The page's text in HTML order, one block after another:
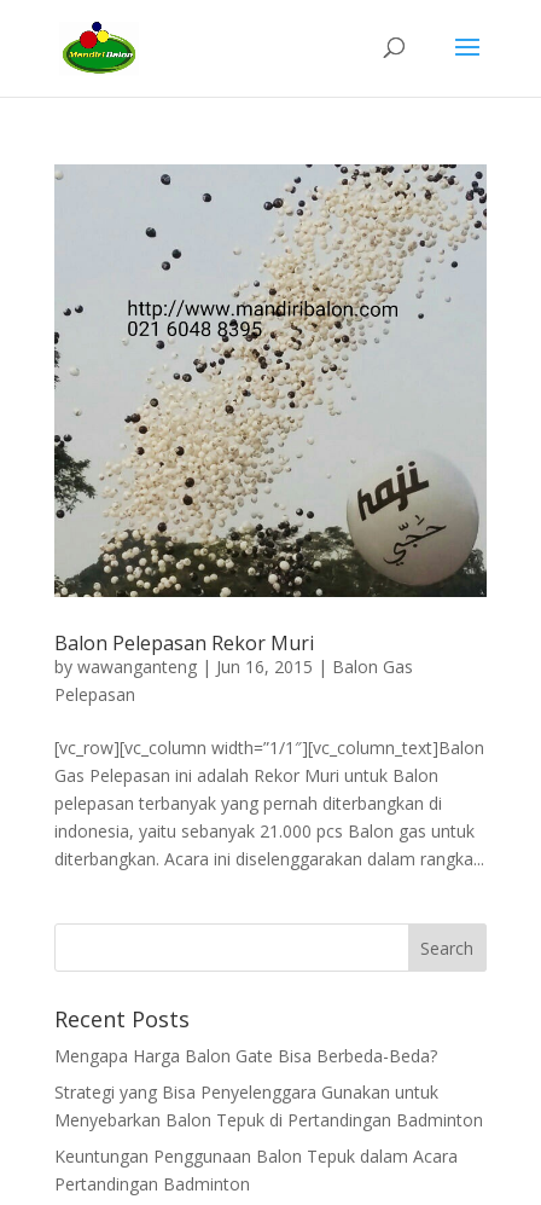
Balon Pelepasan Rekor Muri
by wawanganteng| Jun 16, 2015 | Balon Gas
Pelepasan
[vc_row][vc_column width=”1/1″][vc_column_text]Balon
Gas Pelepasan ini adalah Rekor Muri untuk Balon
pelepasan terbanyak yang pernah diterbangkan di
indonesia, yaitu sebanyak 21.000 pcs Balon gas untuk
diterbangkan. Acara ini diselenggarakan dalam rangka...
Recent Posts
Mengapa Harga Balon Gate Bisa Berbeda-Beda?
Strategi yang Bisa Penyelenggara Gunakan untuk
Menyebarkan Balon Tepuk di Pertandingan Badminton
Keuntungan Penggunaan Balon Tepuk dalam Acara
Pertandingan Badminton